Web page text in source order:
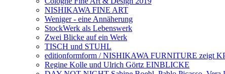
NISHIKAWA FINE ART
Weniger - eine Annäherung
StockWerk als Lebenswerk
Zwei Blicke auf ein Werk
TISCH und STUHL
editionformform / NISHIKAWA FURNITURE zeigt
Regine Kolle und Ulrich Görtz EINBLICKE